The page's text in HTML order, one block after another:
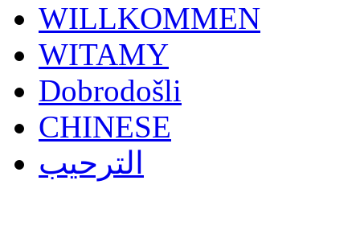
WILLKOMMEN
WITAMY
Dobrodošli
CHINESE
الترحيب